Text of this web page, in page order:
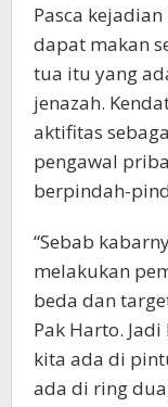
Pasca
dapat makan
tua itu yang
jenazah.
aktifitas
pengawal
berpindah-
“Sebab
melakukan
beda dan
Pak Harto.
kita ada di
ada di ring